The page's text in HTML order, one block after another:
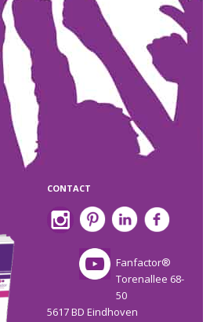
CONTACT
Fanfactor®
Torenallee 68-
50
5617 BD Eindhoven